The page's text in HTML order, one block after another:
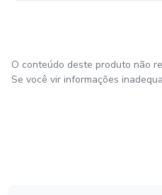
O conteúdo deste produto não
Se você vir informações